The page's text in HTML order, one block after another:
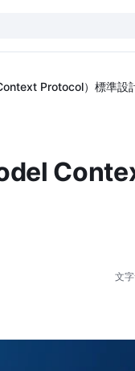
Protocol）標準設
文